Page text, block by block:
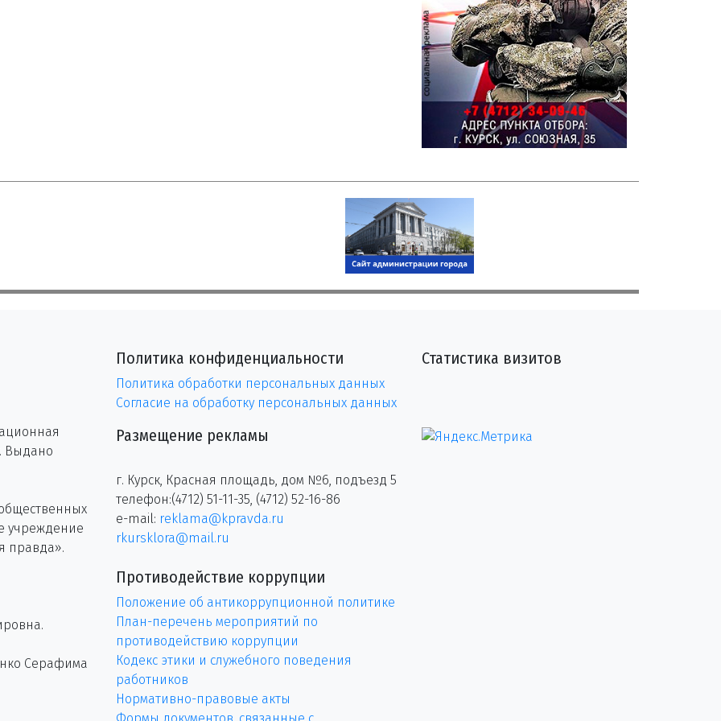
Выдано
учреждение
правда».
Серафима
Политика конфиденциальности
Политика обработки персональных данных
Согласие на обработку персональных данных
Размещение рекламы
г. Курск, Красная площадь, дом №6, подъезд 5
телефон:(4712) 51-11-35, (4712) 52-16-86
e-mail: reklama@kpravda.ru
rkursklora@mail.ru
Противодействие коррупции
Положение об антикоррупционной политике
План-перечень мероприятий по
противодействию коррупции
Кодекс этики и служебного поведения
работников
Нормативно-правовые акты
Статистика визитов